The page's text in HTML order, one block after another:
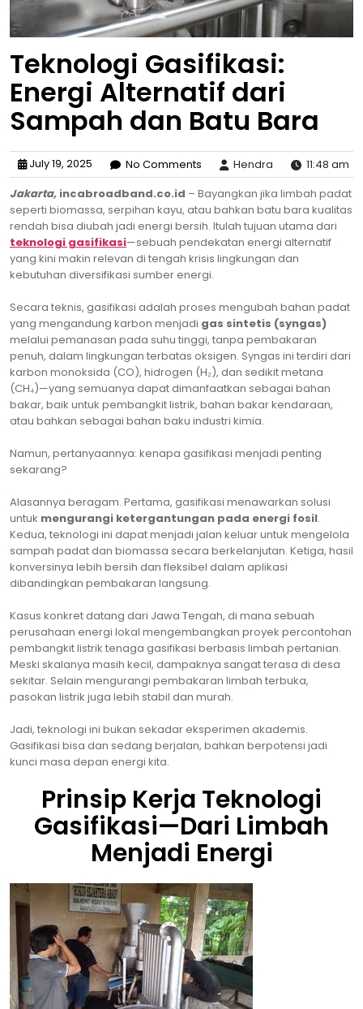
Teknologi Gasifikasi:
Energi Alternatif dari
Sampah dan Batu Bara
July 19, 2025 No Comments Hendra
11:48 am
Jakarta, incabroadband.co.id – Bayangkan jika limbah padat
seperti biomassa, serpihan kayu, atau bahkan batu bara kualitas
rendah bisa diubah jadi energi bersih. Itulah tujuan utama dari
teknologi gasifikasi—sebuah pendekatan energi alternatif
yang kini makin relevan di tengah krisis lingkungan dan
kebutuhan diversifikasi sumber energi.
Secara teknis, gasifikasi adalah proses mengubah bahan padat
yang mengandung karbon menjadi gas sintetis (syngas)
melalui pemanasan pada suhu tinggi, tanpa pembakaran
penuh, dalam lingkungan terbatas oksigen. Syngas ini terdiri dari
karbon monoksida (CO), hidrogen (H₂), dan sedikit metana
(CH₄)—yang semuanya dapat dimanfaatkan sebagai bahan
bakar, baik untuk pembangkit listrik, bahan bakar kendaraan,
atau bahkan sebagai bahan baku industri kimia.
Namun, pertanyaannya: kenapa gasifikasi menjadi penting
sekarang?
Alasannya beragam. Pertama, gasifikasi menawarkan solusi
untuk mengurangi ketergantungan pada energi fosil.
Kedua, teknologi ini dapat menjadi jalan keluar untuk mengelola
sampah padat dan biomassa secara berkelanjutan. Ketiga, hasil
konversinya lebih bersih dan fleksibel dalam aplikasi
dibandingkan pembakaran langsung.
Kasus konkret datang dari Jawa Tengah, di mana sebuah
perusahaan energi lokal mengembangkan proyek percontohan
pembangkit listrik tenaga gasifikasi berbasis limbah pertanian.
Meski skalanya masih kecil, dampaknya sangat terasa di desa
sekitar. Selain mengurangi pembakaran limbah terbuka,
pasokan listrik juga lebih stabil dan murah.
Jadi, teknologi ini bukan sekadar eksperimen akademis.
Gasifikasi bisa dan sedang berjalan, bahkan berpotensi jadi
kunci masa depan energi kita.
Prinsip Kerja Teknologi
Gasifikasi—Dari Limbah
Menjadi Energi